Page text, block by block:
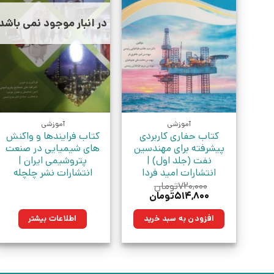
آموزشی
کتاب حفاری کاربردی
پیشرفته برای مهندسین
نفت (جلد اول) |
انتشارات امید فردا
۷۲۰,۰۰۰تومان
قیمت
۷۲۰,۰۰۰تومان
بود.
۵۱۴,۸۰۰تومان
۵۱۴,۸۰۰تومان.افزودن به سبد خرید
در انبار موجود نمی
آموزشی
کتاب فرایندها و واکنش
های شیمیایی در صنعت
پتروشیمی ایران |
انتشارات نشر چلچله
اطلاعات بیشتر